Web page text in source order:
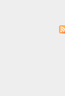
全業